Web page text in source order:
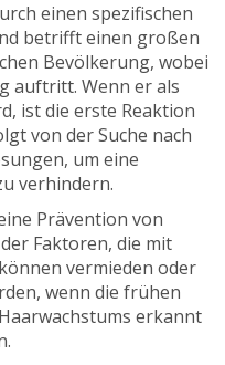
einen spezifischen
betrifft einen großen
Bevölkerung, wobei
auftritt. Wenn er als
ist die erste Reaktion
von der Suche nach
um eine
verhindern.
Prävention von
Faktoren, die mit
vermieden oder
wenn die frühen
erkannt